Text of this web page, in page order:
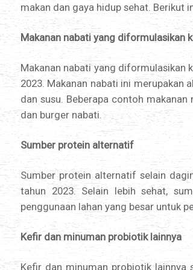
makan dan gaya hidup sehat. Berikut
Makanan nabati yang diformulasikan
Makanan nabati yang diformulasikan
2023. Makanan nabati ini merupakan
dan susu. Beberapa contoh
dan burger nabati.
Sumber protein alternatif
Sumber protein alternatif selain
tahun 2023. Selain lebih sehat,
penggunaan lahan yang besar untuk
Kefir dan minuman probiotik lainnya
Kefir dan minuman probiotik lainnya